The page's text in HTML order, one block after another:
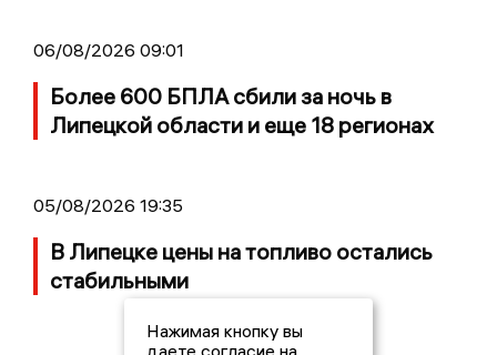
06/08/2026 09:01
Более 600 БПЛА сбили за ночь в
Липецкой области и еще 18 регионах
05/08/2026 19:35
В Липецке цены на топливо остались
стабильными
Нажимая кнопку вы
даете согласие на